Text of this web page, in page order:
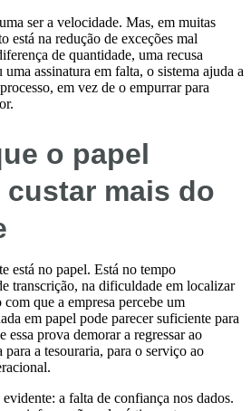
ser a velocidade. Mas, em muitas
está na redução de exceções mal
de quantidade, uma recusa
assinatura em falta, o sistema ajuda a
em vez de o empurrar para
o papel
mais do
está no papel. Está no tempo
transcrição, na dificuldade em localizar
que a empresa percebe um
em papel pode parecer suficiente para
essa prova demorar a regressar ao
a tesouraria, para o serviço ao
a falta de confiança nos dados.